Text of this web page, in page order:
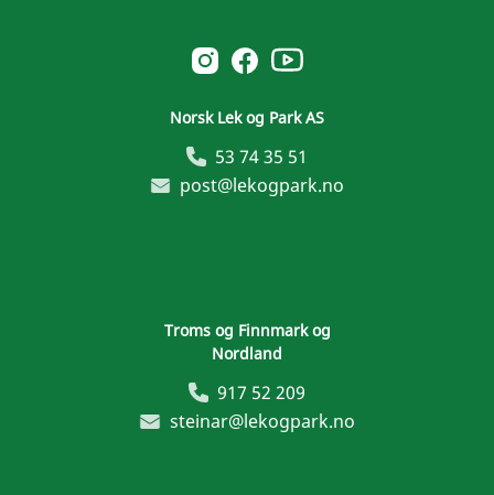
Norsk Leg & Park instagram
Norsk Leg & Park facebook
Norsk Leg & Park youtube
Norsk Lek og Park AS
53 74 35 51
post@lekogpark.no
Troms og Finnmark og
Nordland
917 52 209
steinar@lekogpark.no